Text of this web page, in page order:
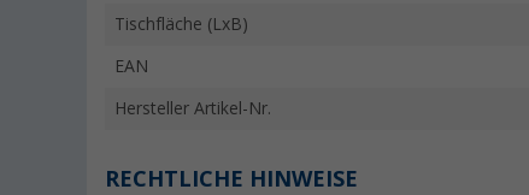
Tischfläche (LxB)
EAN
Hersteller Artikel-Nr.
RECHTLICHE HINWEISE